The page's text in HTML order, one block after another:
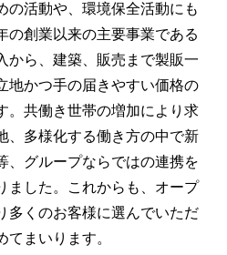
の活動や、環境保全活動にも
の創業以来の主要事業である
から、建築、販売まで製販一
地かつ手の届きやすい価格の
。共働き世帯の増加により求
、多様化する働き方の中で新
、グループならではの連携を
ました。これからも、オープ
多くのお客様に選んでいただ
まいります。